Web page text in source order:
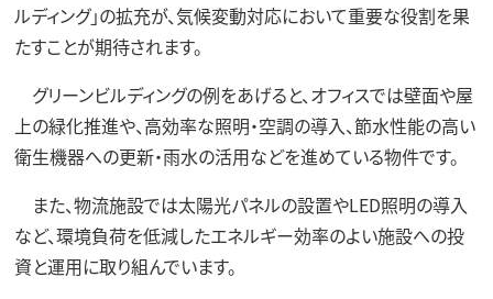
ルディング」の拡充が、気候変動対応において重要な役割を果
たすことが期待されます。
グリーンビルディングの例をあげると、オフィスでは壁面や屋
上の緑化推進や、高効率な照明・空調の導入、節水性能の高い
衛生機器への更新・雨水の活用などを進めている物件です。
また、物流施設では太陽光パネルの設置やLED照明の導入
など、環境負荷を低減したエネルギー効率のよい施設への投
資と運用に取り組んでいます。